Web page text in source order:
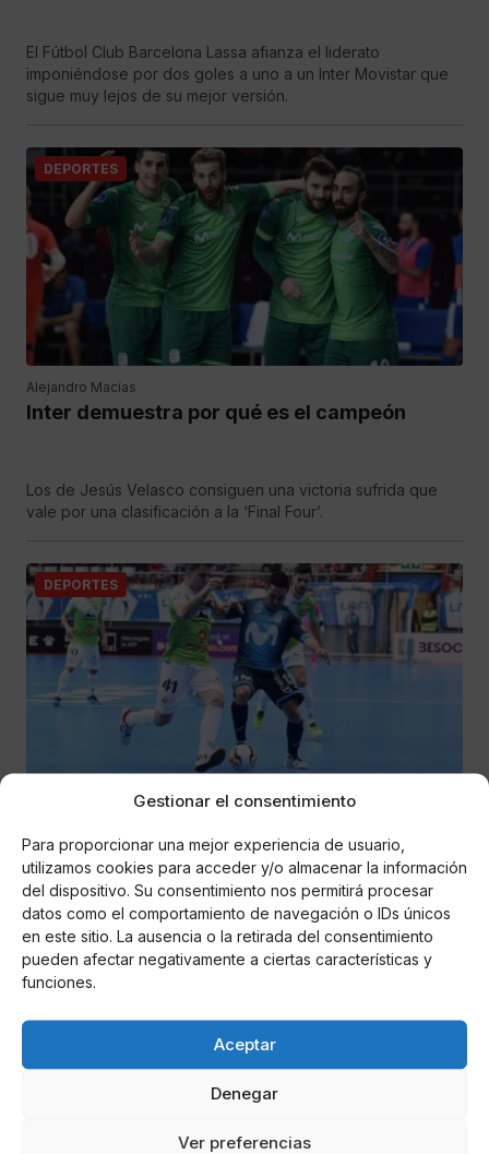
Gestionar el consentimiento
Para proporcionar una mejor experiencia de usuario,
utilizamos cookies para acceder y/o almacenar la información
del dispositivo. Su consentimiento nos permitirá procesar
datos como el comportamiento de navegación o IDs únicos
en este sitio. La ausencia o la retirada del consentimiento
pueden afectar negativamente a ciertas características y
funciones.
Aceptar
Denegar
Ver preferencias
El Fútbol Club Barcelona Lassa afianza el liderato
imponiéndose por dos goles a uno a un Inter Movistar que
sigue muy lejos de su mejor versión.
DEPORTES
Alejandro Macías
Inter demuestra por qué es el campeón
Los de Jesús Velasco consiguen una victoria sufrida que
vale por una clasificación a la ‘Final Four’.
DEPORTES
Alejandro Macías
de oro frente al Palma
Palma futsal venció 4-6 al Inter Movistar en Torrejón de
Ardoz, ampliando su ventaja en la clasificación a 6 puntos
con respecto a los madrileños.
DEPORTES